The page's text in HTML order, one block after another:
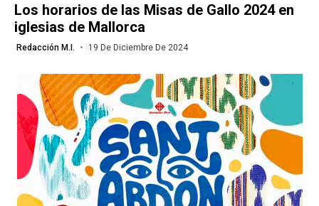
Los horarios de las Misas de Gallo 2024 en
iglesias de Mallorca
Redacción M.I. 19 De Diciembre De 2024